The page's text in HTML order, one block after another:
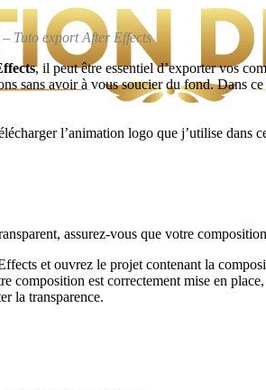
Tuto export After Effects
, il peut être essentiel d’exporter vos
sans avoir à vous soucier du fond. Dans
l’animation logo que j’utilise dans
assurez-vous que votre
et ouvrez le projet contenant la
composition est correctement mise en
la transparence.